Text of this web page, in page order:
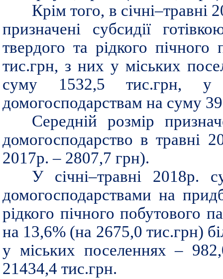
Крім того, в
призначені субсидії
твердого та рідкого
тис.грн, з них у міських
суму 1532,5 тис.грн, у
домогосподарствам на суму
Середній розмір
домогосподарство в травні
2017р. – 2807,7 грн).
У січні–травні 2018р.
домогосподарствами на
рідкого пічного побутового
на 13,6% (на 2675,0 тис.грн)
у міських поселеннях –
21434,4 тис.грн.